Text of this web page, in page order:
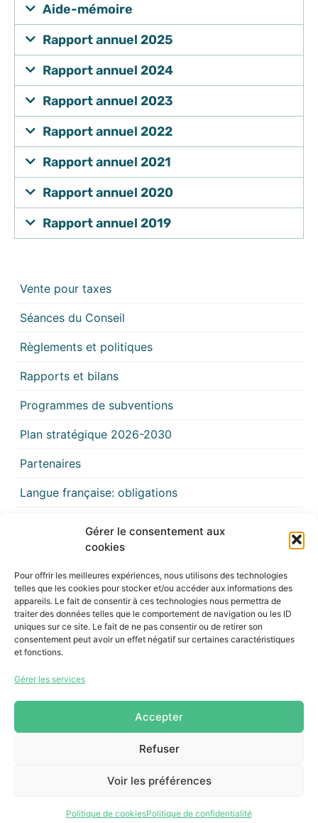
Gérer le consentement aux
cookies
Pour offrir les meilleures expériences, nous utilisons des technologies
telles que les cookies pour stocker et/ou accéder aux informations des
appareils. Le fait de consentir à ces technologies nous permettra de
traiter des données telles que le comportement de navigation ou les ID
uniques sur ce site. Le fait de ne pas consentir ou de retirer son
consentement peut avoir un effet négatif sur certaines caractéristiques
et fonctions.
Gérer les services
Accepter
Refuser
Voir les préférences
Politique de cookiesPolitique de confidentialité
Aide-mémoire
Rapport annuel 2025
Rapport annuel 2024
Rapport annuel 2023
Rapport annuel 2022
Rapport annuel 2021
Rapport annuel 2020
Rapport annuel 2019
Vente pour taxes
Séances du Conseil
Règlements et politiques
Rapports et bilans
Programmes de subventions
Plan stratégique 2026-2030
Partenaires
Langue française: obligations
Demande d’accès à l’information
Budget et états financiers
Avis publics
255, boul. Laurier, bureau 100
McMasterville (Québec)
J3G 0B7
Intranet